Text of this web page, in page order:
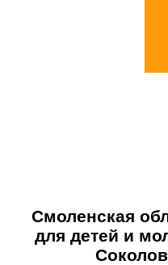
Смоленская
для детей и